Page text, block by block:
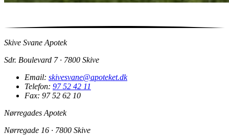
Skive Svane Apotek
Sdr. Boulevard 7 · 7800 Skive
Email: skivesvane@apoteket.dk
Telefon: 97 52 42 11
Fax: 97 52 62 10
Nørregades Apotek
Nørregade 16 · 7800 Skive